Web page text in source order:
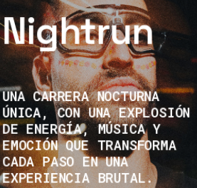
Nightrun
UNA CARRERA NOCTURNA
ÚNICA, CON UNA EXPLOSIÓN
DE ENERGÍA, MÚSICA Y
EMOCIÓN QUE TRANSFORMA
CADA PASO EN UNA
EXPERIENCIA BRUTAL.